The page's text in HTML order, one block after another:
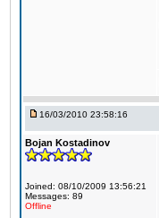
16/03/2010 23:58:16
Bojan Kostadinov
Joined: 08/10/2009 13:56:21
Messages: 89
Offline